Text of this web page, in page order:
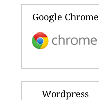
Google Chrome
Wordpress